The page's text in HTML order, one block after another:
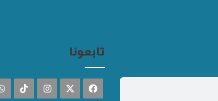
تابعونا
فيسبوك انستقرام